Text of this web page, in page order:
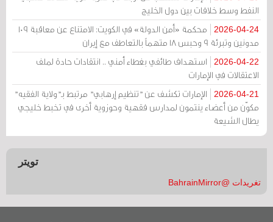
النفط وسط خلافات بين دول الخليج
2026-04-24
محكمة «أمن الدولة» في الكويت: الامتناع عن معاقبة 109
مدونين وتبرئة 9 وحبس 18 متهماً بالتعاطف مع إيران
2026-04-22
استهداف طائفي بغطاء أمني .. انتقادات حادة لملف
الاعتقالات في الإمارات
2026-04-21
الإمارات تكشف عن "تنظيم إرهابي" مرتبط بـ"ولاية الفقيه"
مكوّن من أعضاء ينتمون لمدارس فقهية وحوزوية أخرى في تخبط خليجي
يطال الشيعة
تويتر
تغريدات @BahrainMirror